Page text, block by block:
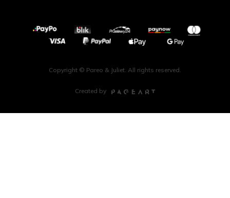
Copyright © Pareo & Juliet. All rights reserved.
Created by